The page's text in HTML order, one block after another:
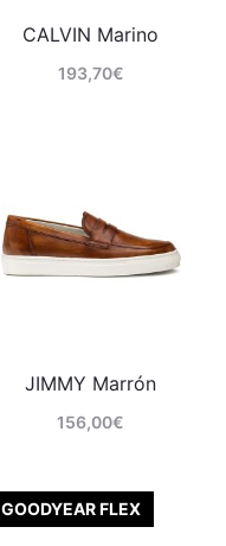
CALVIN Marino
193,70€
JIMMY Marrón
156,00€
GOODYEAR FLEX